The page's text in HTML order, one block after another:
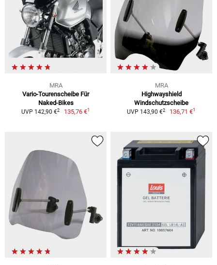
MRA
Vario-Tourenscheibe Für
Naked-Bikes
UVP 142,90 €2 135,76 €1
MRA
Highwayshield
Windschutzscheibe
UVP 143,90 €2 136,71 €1